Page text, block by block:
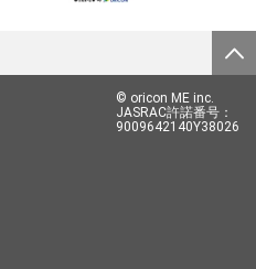
© oricon ME inc.
JASRAC許諾番号：
9009642140Y38026